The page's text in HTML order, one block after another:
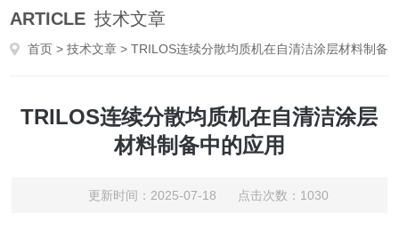
ARTICLE 技术文章
首页 >技术文章 > TRILOS连续分散均质机在自清洁涂层材料制备中的应用
TRILOS连续分散均质机在自清洁涂层
材料制备中的应用
更新时间：2025-07-18 点击次数：1030